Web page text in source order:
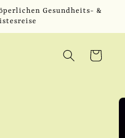
Gesundheits- &
Warenkorb